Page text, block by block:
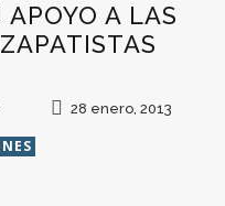
A LAS
28 enero, 2013